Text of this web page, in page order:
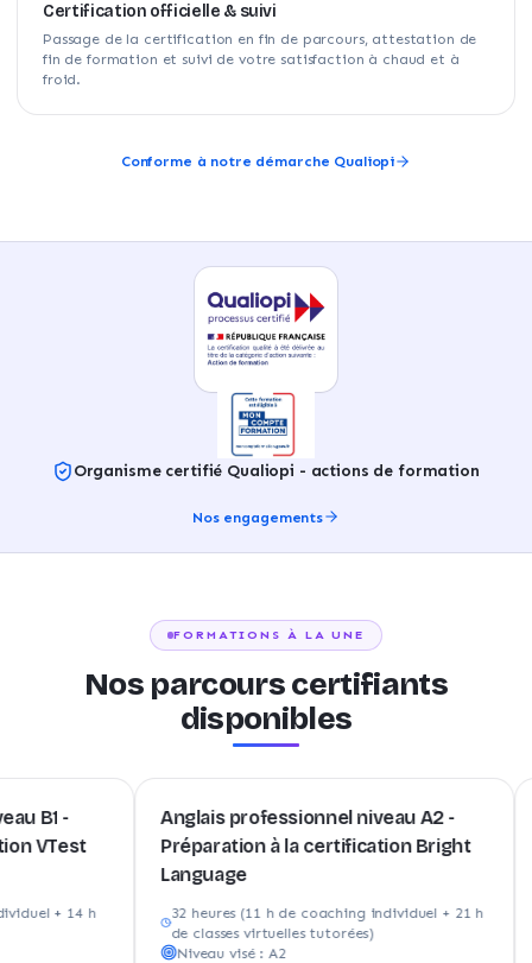
Certification officielle & suivi
Passage de la certification en fin de parcours, attestation de
fin de formation et suivi de votre satisfaction à chaud et à
froid.
Conforme à notre démarche Qualiopi
Organisme certifié Qualiopi - actions de formation
Nos engagements
FORMATIONS À LA UNE
Nos parcours certifiants
disponibles
h
Anglais professionnel niveau A2 -
Préparation à la certification Bright
Language
32 heures (11 h de coaching individuel + 21 h
de classes virtuelles tutorées)
Niveau visé :A2